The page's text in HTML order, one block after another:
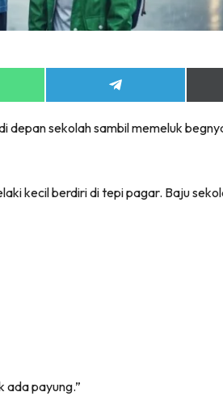
Share
on
depan sekolah sambil memeluk
kecil berdiri di tepi pagar. Baju
ada payung.”